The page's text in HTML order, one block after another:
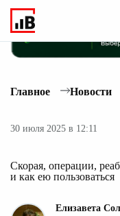
Главное Новости
30 июля 2025 в 12:11
Скорая, операции,
и как ею пользоваться
Елизавета